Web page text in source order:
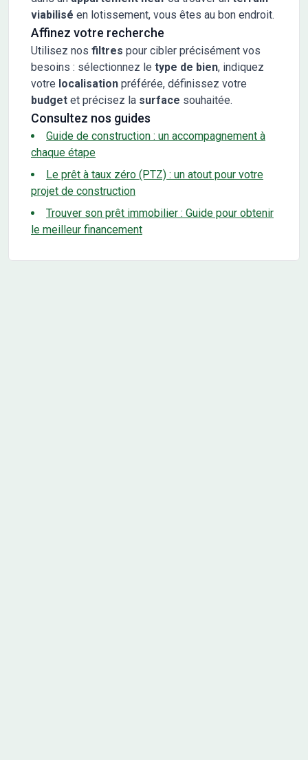
viabilisé en lotissement, vous êtes au bon endroit.
Affinez votre recherche
Utilisez nos filtres pour cibler précisément vos
besoins : sélectionnez le type de bien, indiquez
votre localisation préférée, définissez votre
budget et précisez la surface souhaitée.
Consultez nos guides
Guide de construction : un accompagnement à
chaque étape
Le prêt à taux zéro (PTZ) : un atout pour votre
projet de construction
Trouver son prêt immobilier : Guide pour obtenir
le meilleur financement